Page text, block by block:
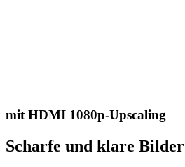
mit HDMI 1080p-Upscaling
Scharfe und klare Bilder